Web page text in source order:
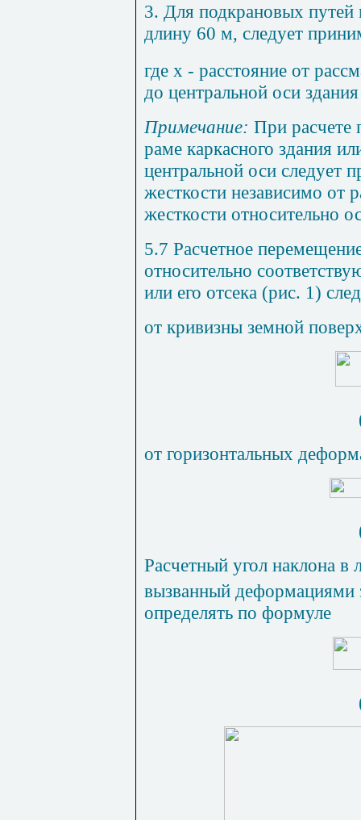
3. Для подкрановых
длину 60 м, следует
где х - расстояние от
до центральной оси
Примечание: При расчете
раме каркасного здания
центральной оси следует
жесткости независимо от
жесткости относительно
5.7 Расчетное
относительно
или его отсека (рис. 1)
от кривизны земной
от горизонтальных
Расчетный угол наклона
вызванный деформациями
определять по формуле